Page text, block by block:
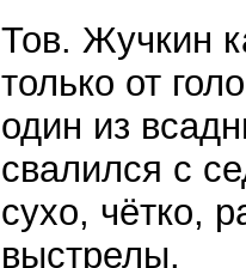
Тов. Жучкин
только от
один из
свалился с
сухо, чётко,
выстрелы.